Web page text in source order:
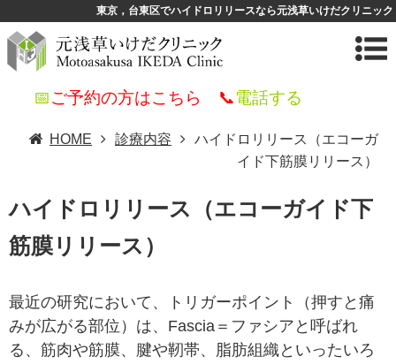
東京，台東区でハイドロリリースなら元浅草いけだクリニック
📅ご予約の方はこちら 📞電話する
HOME 診療内容
ハイドロリリース（エコーガ
イド下筋膜リリース）
ハイドロリリース（エコーガイド下
筋膜リリース）
最近の研究において、トリガーポイント（押すと痛
みが広がる部位）は、Fascia＝ファシアと呼ばれ
る、筋肉や筋膜、腱や靭帯、脂肪組織といったいろ